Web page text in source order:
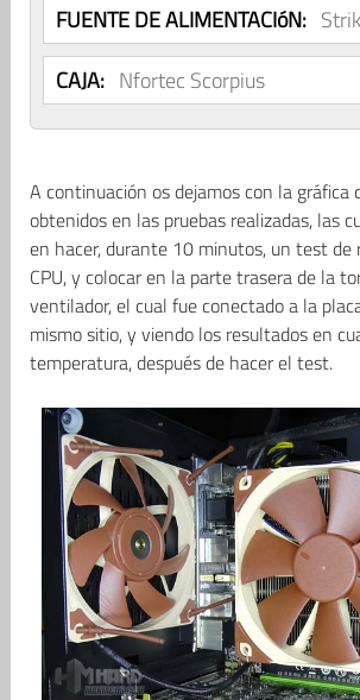
FUENTE DE ALIMENTACIóN:
CAJA: Nfortec Scorpius
A continuación os dejamos con la gráfica
obtenidos en las pruebas realizadas, las
en hacer, durante 10 minutos, un test de
CPU, y colocar en la parte trasera de la
ventilador, el cual fue conectado a la
mismo sitio, y viendo los resultados en
temperatura, después de hacer el test.